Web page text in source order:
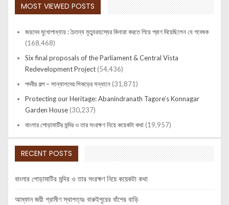
MOST VIEWED POSTS
জয়দেব মুখোপাধ্যায় : চৈতন্য মৃত্যুরহস্যের কিনারা করতে গিয়ে প্রাণ দিয়েছিলেন যে গবেষক
(168,468)
Six final proposals of the Parliament & Central Vista
Redevelopment Project (54,436)
পদবীর গল্প – সান্যালদের শিকড়ের সন্ধানে (31,871)
Protecting our Heritage: Abanindranath Tagore’s Konnagar
Garden House (30,237)
বাংলার পোড়ামাটির মন্দির ও তার সংরক্ষণ নিয়ে কয়েকটা কথা (19,957)
RECENT POSTS
বাংলার পোড়ামাটির মন্দির ও তার সংরক্ষণ নিয়ে কয়েকটা কথা
আম্ফান জয়ী গ্রামীণ স্থাপত্যঃ বারুইপুরের বাঁশের বাড়ি